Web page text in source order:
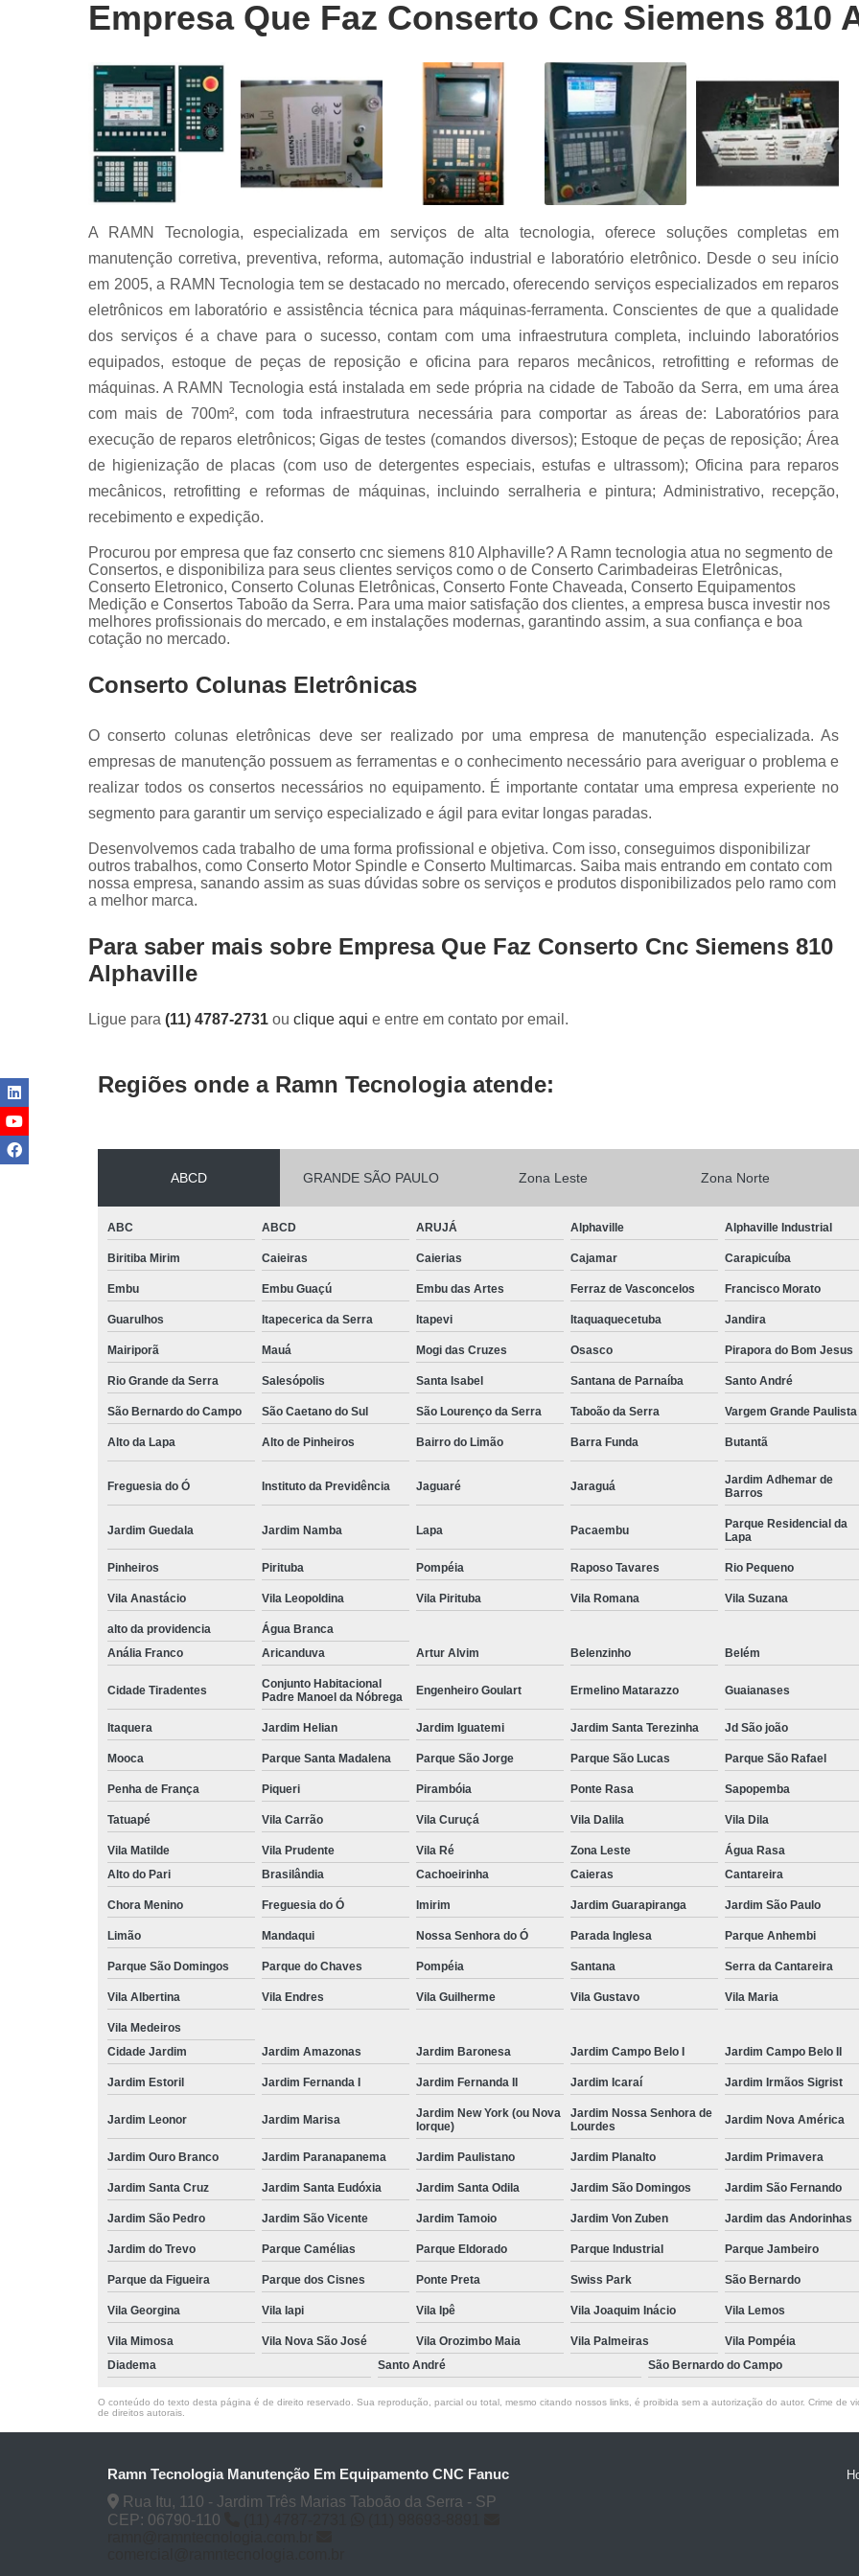
Conserto
servo drive
servo drive
fanuc
servo drive
siemens
Conserto
servo motor
Conserto
servo motor
Manutenção
equipamentos
industriais
Serviço
automação
industrial
Servo
motores fanuc
Conserto Cnc Siemens 802dsl
Conserto
Conserto Cnc Siemens Sistems 3
Reparo Cnc Siemens
Conserto
Conserto de Cnc Heidenhain
Conserto
Conserto de Cnc Mcs
Conserto de Cnc Okuma
Conserto
Conserto de Cnc Sinumerik
Conserto de
Conserto
Conserto Inversores Lg
Conserto
Conserto Inversores Sanyo Denki
Conserto Inversores Sinamics
Conserto
Cartão Entrada e Saída Fanuc
Conserto Ihm Fanuc
Conserto
Conserto Teclado Fanuc
Módulo
Painel de Operação Fanuc
Placa de I/
Conserto
Conserto Ihm Siemens
Conserto Op
Conserto Painel Lcd Siemens
Conserto
Conserto Placas Eletrônicas
Conserto Servo Drive Brushless
Conserto Servo Drive Ipso
Conserto Servo Drive Omron
Conserto Servo Drive Yaskawa
Conserto de Power Supply Fanuc
Conserto Drive Fanuc Série Beta
Conserto Simodrive Siemens
Conserto
Conserto Veritron
Manutenção
Conserto Servo Motor Indramat
Conserto Servo Motor Moog
Conserto Servo Motor Parvex
Conserto Servo Motor Seidel
Conserto Servo Motor Weg
Conserto
Reparo Motores Fanuc
Conserto Servo Motor Siemens Linha 1ft
Manutenção Corretiva Servo Motor
Manutenção Spindle Motor Siemens
Reparo
Reparo Servo Motor Siemens
Conserto Fonte Chaveada
Conserto Multimarcas
Manutenção Ultrassom
Reparo Monitor Vídeo
Assistencia
Automação de Usinagem
Manutenção Máquina Mecânica
Projetos Plc Integrado
Retrofitting de
Serviço de Mecânica Industrial
Servo Motor Fanuc
Servo Motor Fanuc
Servo Motor Fanuc Alfa If
Servo
Empresa Que Faz Conserto Cnc Siemens 810
A RAMN Tecnologia, especializada em serviços de alta tecnologia, oferece soluções completas em
manutenção corretiva, preventiva, reforma, automação industrial e laboratório eletrônico. Desde o seu início
em 2005, a RAMN Tecnologia tem se destacado no mercado, oferecendo serviços especializados em reparos
eletrônicos em laboratório e assistência técnica para máquinas-ferramenta. Conscientes de que a qualidade
dos serviços é a chave para o sucesso, contam com uma infraestrutura completa, incluindo laboratórios
equipados, estoque de peças de reposição e oficina para reparos mecânicos, retrofitting e reformas de
máquinas. A RAMN Tecnologia está instalada em sede própria na cidade de Taboão da Serra, em uma área
com mais de 700m², com toda infraestrutura necessária para comportar as áreas de: Laboratórios para
execução de reparos eletrônicos; Gigas de testes (comandos diversos); Estoque de peças de reposição; Área
de higienização de placas (com uso de detergentes especiais, estufas e ultrassom); Oficina para reparos
mecânicos, retrofitting e reformas de máquinas, incluindo serralheria e pintura; Administrativo, recepção,
recebimento e expedição.
Procurou por empresa que faz conserto cnc siemens 810 Alphaville? A Ramn tecnologia atua no segmento de
Consertos, e disponibiliza para seus clientes serviços como o de Conserto Carimbadeiras Eletrônicas,
Conserto Eletronico, Conserto Colunas Eletrônicas, Conserto Fonte Chaveada, Conserto Equipamentos
Medição e Consertos Taboão da Serra. Para uma maior satisfação dos clientes, a empresa busca investir nos
melhores profissionais do mercado, e em instalações modernas, garantindo assim, a sua confiança e boa
cotação no mercado.
Conserto Colunas Eletrônicas
O conserto colunas eletrônicas deve ser realizado por uma empresa de manutenção especializada. As
empresas de manutenção possuem as ferramentas e o conhecimento necessário para averiguar o problema e
realizar todos os consertos necessários no equipamento. É importante contatar uma empresa experiente no
segmento para garantir um serviço especializado e ágil para evitar longas paradas.
Desenvolvemos cada trabalho de uma forma profissional e objetiva. Com isso, conseguimos disponibilizar
outros trabalhos, como Conserto Motor Spindle e Conserto Multimarcas. Saiba mais entrando em contato com
nossa empresa, sanando assim as suas dúvidas sobre os serviços e produtos disponibilizados pelo ramo com
a melhor marca.
Para saber mais sobre Empresa Que Faz Conserto Cnc Siemens 810
Alphaville
Ligue para (11) 4787-2731 ou clique aqui e entre em contato por email.
Regiões onde a Ramn Tecnologia atende:
ABCD GRANDE SÃO PAULO Zona Leste Zona Norte
ABC ABCD ARUJÁ Alphaville Alphaville Industrial
Biritiba Mirim Caieiras Caierias Cajamar Carapicuíba
Embu Embu Guaçú Embu das Artes Ferraz de Vasconcelos Francisco Morato
Guarulhos Itapecerica da Serra Itapevi Itaquaquecetuba Jandira
Mairiporã Mauá Mogi das Cruzes Osasco Pirapora do Bom Jesus
Rio Grande da Serra Salesópolis Santa Isabel Santana de Parnaíba Santo André
São Bernardo do Campo São Caetano do Sul São Lourenço da Serra Taboão da Serra Vargem Grande Paulista
Alto da Lapa Alto de Pinheiros Bairro do Limão Barra Funda Butantã
Freguesia do Ó Instituto da Previdência Jaguaré Jaraguá
Jardim Adhemar de
Barros
Jardim Guedala Jardim Namba Lapa Pacaembu
Parque Residencial da
Lapa
Pinheiros Pirituba Pompéia Raposo Tavares Rio Pequeno
Vila Anastácio Vila Leopoldina Vila Pirituba Vila Romana Vila Suzana
alto da providencia
Água Branca
Anália Franco
Aricanduva Artur Alvim Belenzinho Belém
Cidade Tiradentes
Conjunto Habitacional
Padre Manoel da Nóbrega
Engenheiro Goulart Ermelino Matarazzo Guaianases
Itaquera Jardim Helian Jardim Iguatemi Jardim Santa Terezinha Jd São joão
Mooca Parque Santa Madalena Parque São Jorge Parque São Lucas Parque São Rafael
Penha de França Piqueri Pirambóia Ponte Rasa Sapopemba
Tatuapé Vila Carrão Vila Curuçá Vila Dalila Vila Dila
Vila Matilde Vila Prudente Vila Ré Zona Leste
Água Rasa
Alto do Pari
Brasilândia Cachoeirinha Caieras Cantareira
Chora Menino Freguesia do Ó Imirim Jardim Guarapiranga Jardim São Paulo
Limão Mandaqui Nossa Senhora do Ó Parada Inglesa Parque Anhembi
Parque São Domingos Parque do Chaves Pompéia Santana Serra da Cantareira
Vila Albertina Vila Endres Vila Guilherme Vila Gustavo Vila Maria
Vila Medeiros
Cidade Jardim
Jardim Amazonas Jardim Baronesa Jardim Campo Belo I Jardim Campo Belo II
Jardim Estoril Jardim Fernanda I Jardim Fernanda II Jardim Icaraí Jardim Irmãos Sigrist
Jardim Leonor Jardim Marisa
Jardim New York (ou Nova
Iorque)
Jardim Nossa Senhora de
Lourdes
Jardim Nova América
Jardim Ouro Branco Jardim Paranapanema Jardim Paulistano Jardim Planalto Jardim Primavera
Jardim Santa Cruz Jardim Santa Eudóxia Jardim Santa Odila Jardim São Domingos Jardim São Fernando
Jardim São Pedro Jardim São Vicente Jardim Tamoio Jardim Von Zuben Jardim das Andorinhas
Jardim do Trevo Parque Camélias Parque Eldorado Parque Industrial Parque Jambeiro
Parque da Figueira Parque dos Cisnes Ponte Preta Swiss Park São Bernardo
Vila Georgina Vila Iapi Vila Ipê Vila Joaquim Inácio Vila Lemos
Vila Mimosa Vila Nova São José Vila Orozimbo Maia Vila Palmeiras Vila Pompéia
Diadema
Santo André São Bernardo do Campo
O conteúdo do texto desta página é de direito reservado. Sua reprodução, parcial ou total, mesmo citando nossos links, é proibida sem a autorização do autor. Crime de
de direitos autorais
Ramn Tecnologia Manutenção Em Equipamento CNC Fanuc
Rua Itu, 110 - Jardim Três Marias Taboão da Serra - SP
CEP: 06790-110